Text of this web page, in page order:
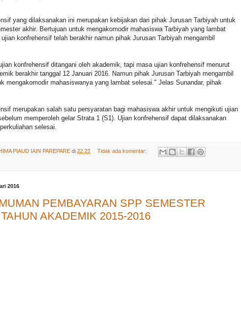
yang dilaksanakan ini merupakan kebijakan dari pihak Jurusan Tarbiyah untuk
akhir. Bertujuan untuk mengakomodir mahasiswa Tarbiyah yang lambat
konfrehensif telah berakhir namun pihak Jurusan Tarbiyah mengambil
konfrehensif ditangani oleh akademik, tapi masa ujian konfrehensif menurut
berakhir tanggal 12 Januari 2016. Namun pihak Jurusan Tarbiyah mengambil
mengakomodir mahasiswanya yang lambat selesai." Jelas Sunandar, pihak
merupakan salah satu persyaratan bagi mahasiswa akhir untuk mengikuti ujian
memperoleh gelar Strata 1 (S1). Ujian konfrehensif dapat dilaksanakan
selesai.
PIAUD IAIN PAREPARE di 22.22 Tidak ada komentar:
2016
PEMBAYARAN SPP SEMESTER
AKADEMIK 2015-2016